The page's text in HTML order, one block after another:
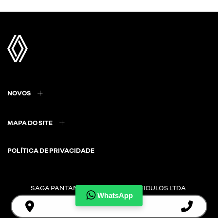
WhatsApp
NOVOS
MAPA DO SITE
POLÍTICA DE PRIVACIDADE
SAGA PANTANAL COMERCIO DE VEICULOS LTDA
CNPJ: 08.860.168/0006-93